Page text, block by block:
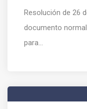
Resolución de 26
documento
para...